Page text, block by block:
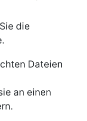
die
Dateien
an einen